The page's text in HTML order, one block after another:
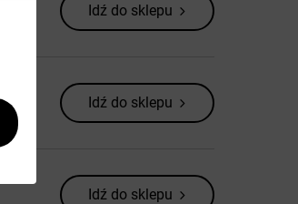
Idź do sklepu
Idź do sklepu
Idź do sklepu